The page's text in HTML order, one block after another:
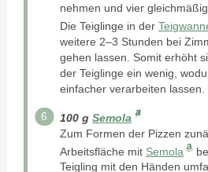
nehmen und vier
Die Teiglinge in der
weitere 2–3 Stunden bei
gehen lassen. Somit erhöht
der Teiglinge ein wenig,
einfacher verarbeiten lassen.
100 gSemola
Zum Formen der Pizzen
Arbeitsfläche mit Semola
Teigling mit den Händen